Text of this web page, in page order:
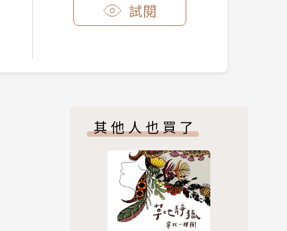
試閱
其他人也買了